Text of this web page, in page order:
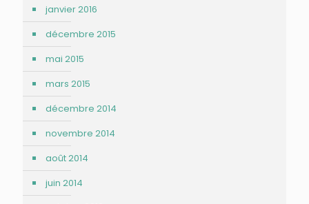
janvier 2016
décembre 2015
mai 2015
mars 2015
décembre 2014
novembre 2014
août 2014
juin 2014